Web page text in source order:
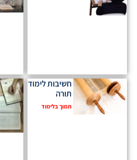
חשיבות לימוד
תורה
תמוך בלימוד